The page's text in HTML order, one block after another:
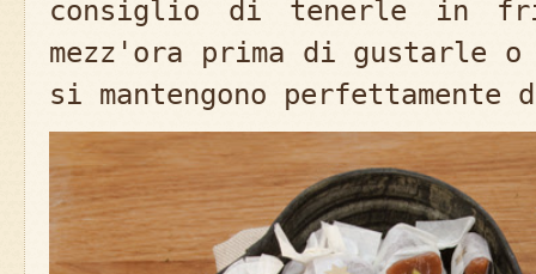
consiglio di tenerle in
mezz'ora prima di gustarle
si mantengono perfettamente